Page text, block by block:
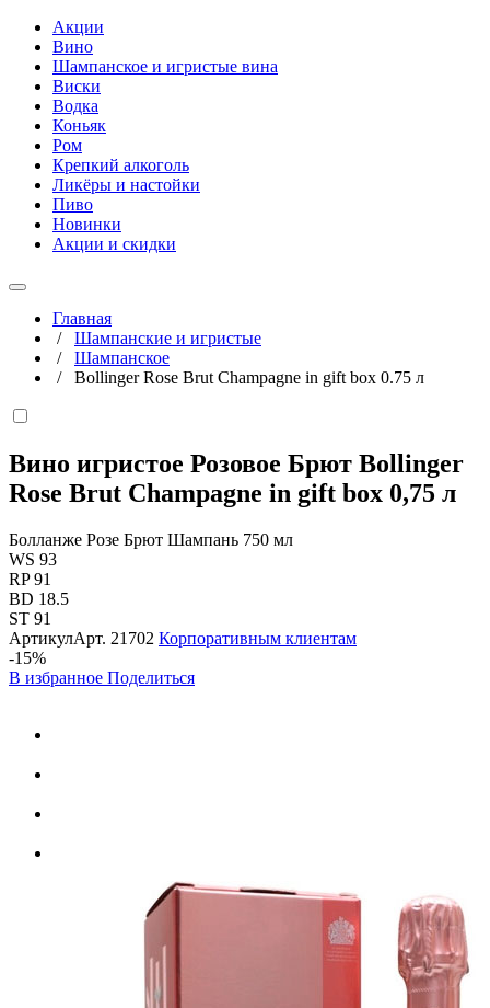
Акции
Вино
Шампанское и игристые вина
Виски
Водка
Коньяк
Ром
Крепкий алкоголь
Ликёры и настойки
Пиво
Новинки
Акции и скидки
Главная
/ Шампанские и игристые
/ Шампанское
/ Bollinger Rose Brut Champagne in gift box 0.75 л
Вино игристое Розовое Брют Bollinger
Rose Brut Champagne in gift box 0,75 л
Болланже Розе Брют Шампань 750 мл
WS 93
RP 91
BD 18.5
ST 91
АртикулАрт. 21702 Корпоративным клиентам
-15%
В избранное Поделиться